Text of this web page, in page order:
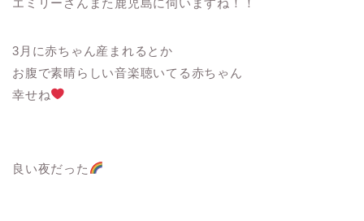
3月に赤ちゃん産まれるとか
お腹で素晴らしい音楽聴いてる赤ちゃん
幸せね
良い夜だった